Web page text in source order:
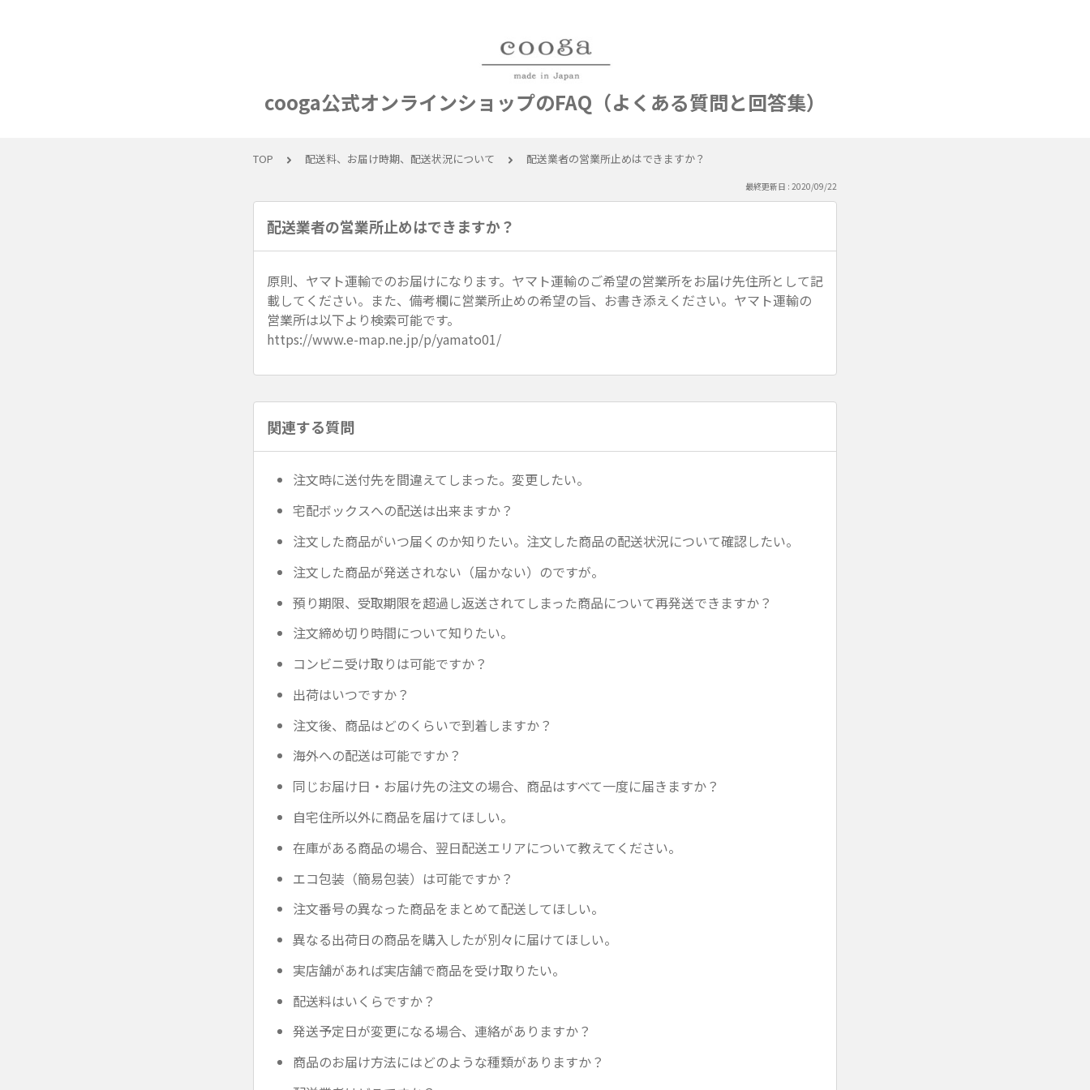
cooga公式オンラインショップのFAQ（よくある質問と回答集）
TOP 配送料、お届け時期、配送状況について 配送業者の営業所止めはできますか？
最終更新日 : 2020/09/22
配送業者の営業所止めはできますか？
原則、ヤマト運輸でのお届けになります。ヤマト運輸のご希望の営業所をお届け先住所として記
載してください。また、備考欄に営業所止めの希望の旨、お書き添えください。ヤマト運輸の
営業所は以下より検索可能です。
https://www.e-map.ne.jp/p/yamato01/
関連する質問
注文時に送付先を間違えてしまった。変更したい。
宅配ボックスへの配送は出来ますか？
注文した商品がいつ届くのか知りたい。注文した商品の配送状況について確認したい。
注文した商品が発送されない（届かない）のですが。
預り期限、受取期限を超過し返送されてしまった商品について再発送できますか？
注文締め切り時間について知りたい。
コンビニ受け取りは可能ですか？
出荷はいつですか？
注文後、商品はどのくらいで到着しますか？
海外への配送は可能ですか？
同じお届け日・お届け先の注文の場合、商品はすべて一度に届きますか？
自宅住所以外に商品を届けてほしい。
在庫がある商品の場合、翌日配送エリアについて教えてください。
エコ包装（簡易包装）は可能ですか？
注文番号の異なった商品をまとめて配送してほしい。
異なる出荷日の商品を購入したが別々に届けてほしい。
実店舗があれば実店舗で商品を受け取りたい。
配送料はいくらですか？
発送予定日が変更になる場合、連絡がありますか？
商品のお届け方法にはどのような種類がありますか？